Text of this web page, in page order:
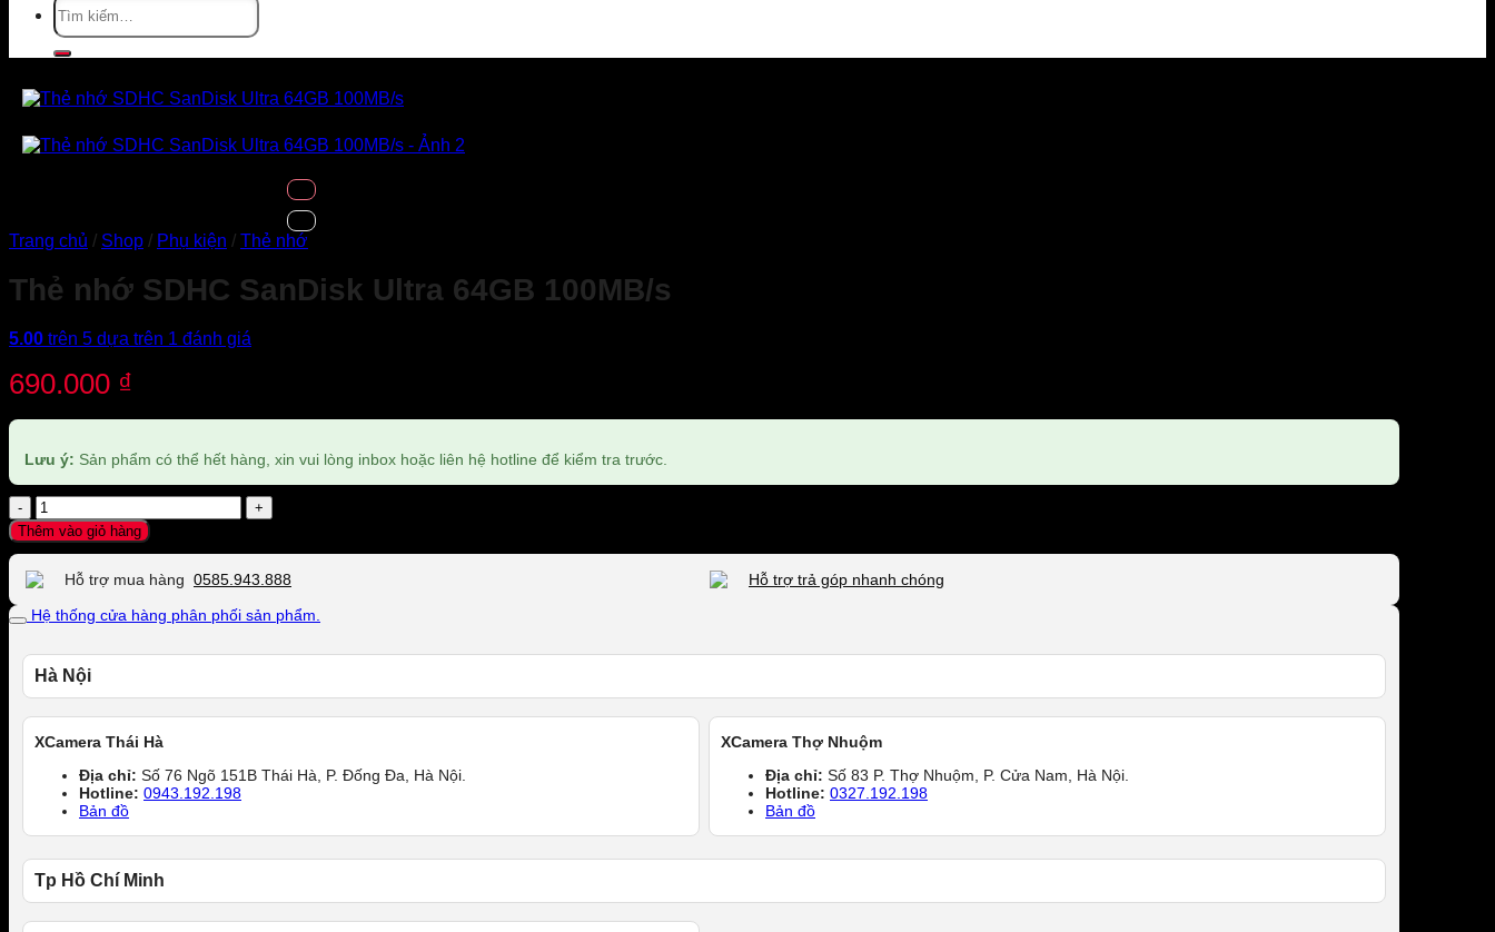
kiếm:
Trang chủ / Shop / Phụ kiện / Thẻ nhớ
Thẻ nhớ SDHC SanDisk Ultra 64GB 100MB/s
5.00 trên 5 dựa trên 1 đánh giá
690.000 ₫
Lưu ý: Sản phẩm có thể hết hàng, xin vui lòng inbox hoặc liên hệ hotline để kiểm tra trước.
Thẻ
nhớ
SDHC
Ultra
64GB
100MB/s
lượng
Thêm vào giỏ hàng
Hỗ trợ mua hàng 0585.943.888
Hỗ trợ trả góp nhanh chóng
Hệ thống cửa hàng phân phối sản phẩm.
Hà Nội
XCamera Thái Hà
Địa chỉ: Số 76 Ngõ 151B Thái Hà, P. Đống Đa, Hà Nội.
Hotline: 0943.192.198
Bản đồ
XCamera Thợ Nhuộm
Địa chỉ: Số 83 P. Thợ Nhuộm, P. Cửa Nam, Hà Nội.
Hotline: 0327.192.198
Bản đồ
Tp Hồ Chí Minh